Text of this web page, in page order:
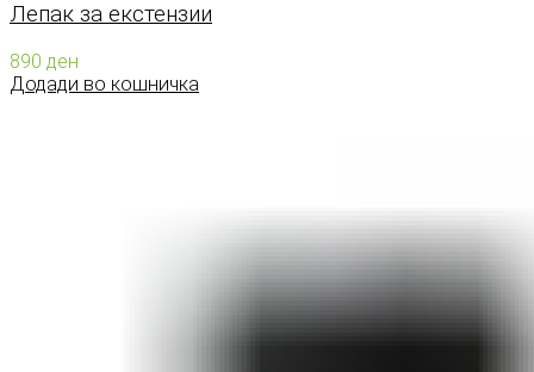
Лепак за екстензии
890 ден
Додади во кошничка